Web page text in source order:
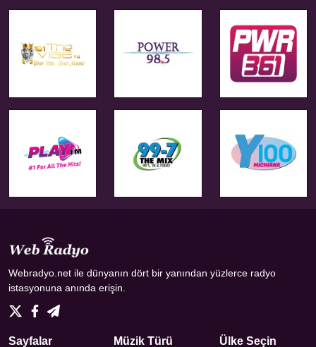
Webradyo.net ile dünyanın dört bir yanından yüzlerce radyo
istasyonuna anında erişin.
Sayfalar Müzik Türü Ülke Seçin